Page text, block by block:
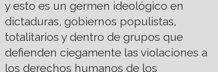
y esto es un germen ideológico en
dictaduras, gobiernos populistas,
totalitarios y dentro de grupos que
defienden ciegamente las violaciones a
los derechos humanos de los